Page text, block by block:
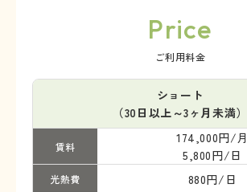
Price
ご利用料金
ショート
（30日以上～3ヶ月未満）
賃料
174,000円/月
5,800円/日
光熱費 880円/日